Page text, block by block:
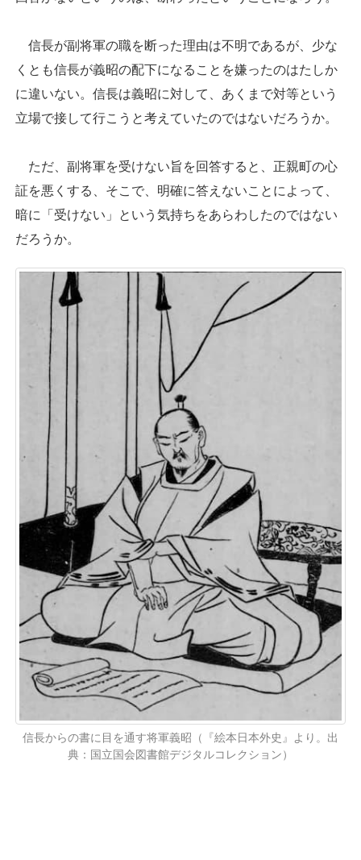
信長が副将軍の職を断った理由は不明であるが、少な
くとも信長が義昭の配下になることを嫌ったのはたしか
に違いない。信長は義昭に対して、あくまで対等という
立場で接して行こうと考えていたのではないだろうか。
ただ、副将軍を受けない旨を回答すると、正親町の心
証を悪くする、そこで、明確に答えないことによって、
暗に「受けない」という気持ちをあらわしたのではない
だろうか。
信長からの書に目を通す将軍義昭（『絵本日本外史』より。出
典：国立国会図書館デジタルコレクション）